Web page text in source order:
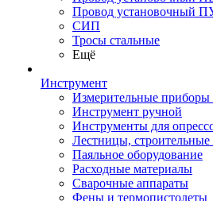
Провод установочный
СИП
Тросы стальные
Ещё
Инструмент
Измерительные приборы
Инструмент ручной
Инструменты для
Лестницы, строительные
Паяльное оборудование
Расходные материалы
Сварочные аппараты
Фены и термопистолеты